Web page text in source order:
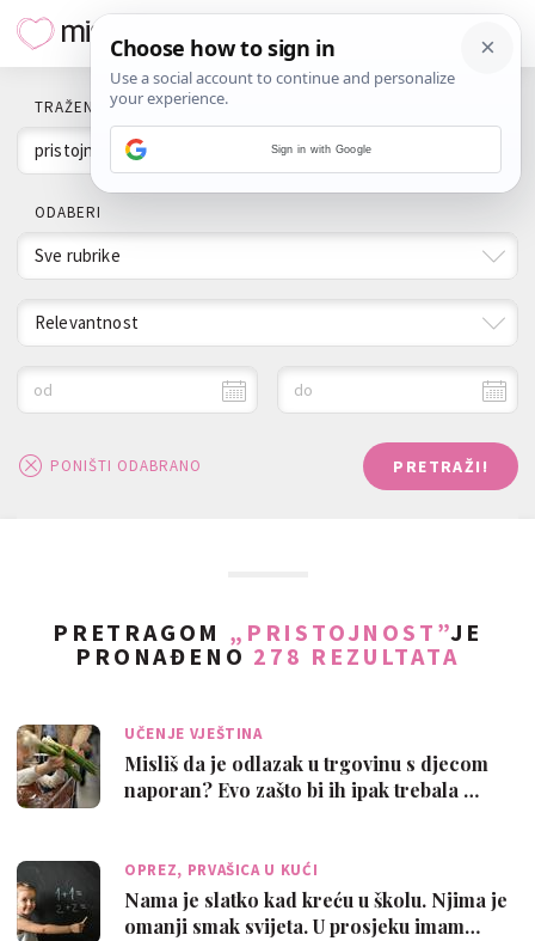
TRAŽENI POJAM
ODABERI
Sve rubrike
Relevantnost
od do
PONIŠTI ODABRANO PRETRAŽI!
PRETRAGOM „PRISTOJNOST”JE
PRONAĐENO 278 REZULTATA
UČENJE VJEŠTINA
Misliš da je odlazak u trgovinu s djecom
naporan? Evo zašto bi ih ipak trebala …
OPREZ, PRVAŠICA U KUĆI
Nama je slatko kad kreću u školu. Njima je
omanji smak svijeta. U prosjeku imam…
Sign in with Google